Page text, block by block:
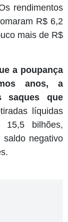
rendimentos
R$ 6,2
mais de R$
a poupança
anos, a
saques que
líquidas
bilhões,
saldo negativo